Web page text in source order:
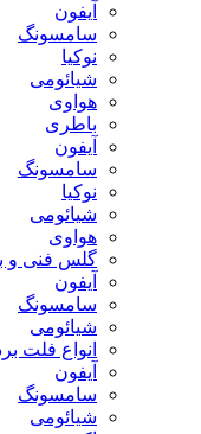
آیفون
سامسونگ
نوکیا
شیائومی
هواوی
باطری
آیفون
سامسونگ
نوکیا
شیائومی
هواوی
گلس فنی و
آیفون
سامسونگ
شیائومی
انواع فلت
آیفون
سامسونگ
شیائومی